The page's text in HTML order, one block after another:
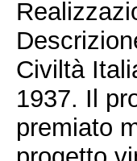
Civiltà
1937. Il
premiato